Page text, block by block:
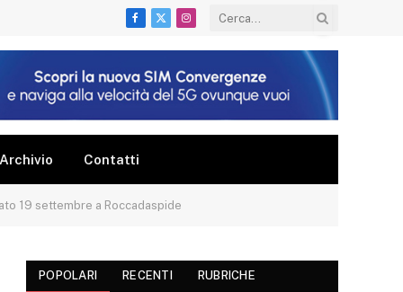
Facebook
X
Instagram
Archivio Contatti
19 settembre a Roccadaspide
POPOLARI RECENTI RUBRICHE